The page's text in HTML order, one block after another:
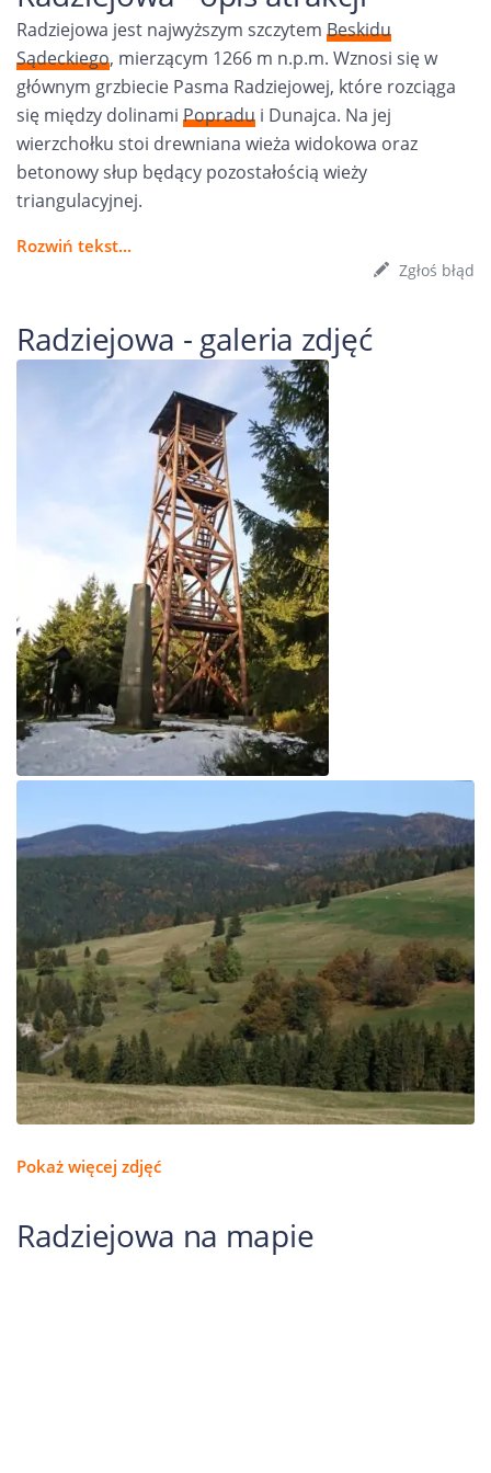
Radziejowa jest najwyższym szczytem Beskidu
Sądeckiego, mierzącym 1266 m n.p.m. Wznosi się w
głównym grzbiecie Pasma Radziejowej, które rozciąga
się między dolinami Popradu i Dunajca. Na jej
wierzchołku stoi drewniana wieża widokowa oraz
betonowy słup będący pozostałością wieży
triangulacyjnej.
Rozwiń tekst...
Zgłoś błąd
Radziejowa - galeria zdjęć
Pokaż więcej zdjęć
Radziejowa na mapie